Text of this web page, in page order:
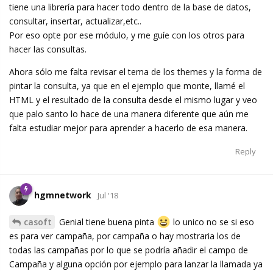
tiene una librería para hacer todo dentro de la base de datos,
consultar, insertar, actualizar,etc..
Por eso opte por ese módulo, y me guíe con los otros para
hacer las consultas.
Ahora sólo me falta revisar el tema de los themes y la forma de
pintar la consulta, ya que en el ejemplo que monte, llamé el
HTML y el resultado de la consulta desde el mismo lugar y veo
que palo santo lo hace de una manera diferente que aún me
falta estudiar mejor para aprender a hacerlo de esa manera.
Reply
hgmnetwork Jul '18
casoft Genial tiene buena pinta
lo unico no se si eso
es para ver campaña, por campaña o hay mostraria los de
todas las campañas por lo que se podría añadir el campo de
Campaña y alguna opción por ejemplo para lanzar la llamada ya